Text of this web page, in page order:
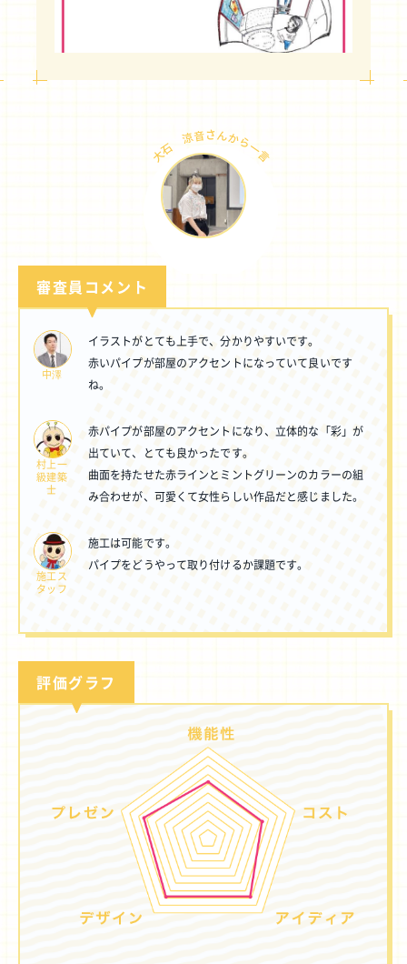
大石 涼音さんから一言
審査員コメント
中澤
イラストがとても上手で、分かりやすいです。
赤いパイプが部屋のアクセントになっていて良いです
ね。
村上一
級建築
士
赤パイプが部屋のアクセントになり、立体的な「彩」が
出ていて、とても良かったです。
曲面を持たせた赤ラインとミントグリーンのカラーの組
み合わせが、可愛くて女性らしい作品だと感じました。
施工ス
タッフ
施工は可能です。
パイプをどうやって取り付けるか課題です。
評価グラフ